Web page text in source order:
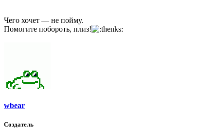
Чего хочет — не пойму.
Помогите побороть, плиз!
wbear
Создатель